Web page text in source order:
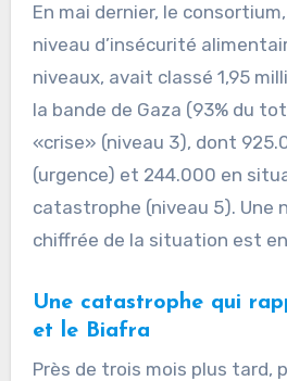
En mai dernier, le
niveau d’insécurité
niveaux, avait classé 1,95
la bande de Gaza (93% du
«crise» (niveau 3), dont
(urgence) et 244.000 en
catastrophe (niveau 5). Une
chiffrée de la situation est
Une catastrophe qui
et le Biafra
Près de trois mois plus tard,